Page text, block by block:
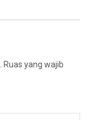
Ruas yang wajib